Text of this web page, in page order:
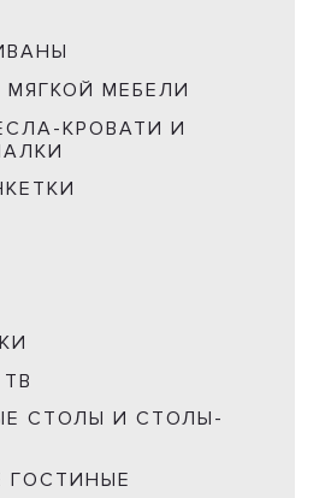
МЕБЕЛИ
КРОВАТИ И
СТОЛЫ И СТОЛЫ-
ГОСТИНЫЕ